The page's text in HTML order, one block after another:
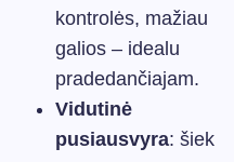
kontrolės, mažiau
galios – idealu
pradedančiajam.
Vidutinė
pusiausvyra: šiek